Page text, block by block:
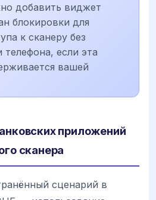
добавить виджет
блокировки для
к сканеру без
телефона, если эта
вашей
приложений
сканера
сценарий в